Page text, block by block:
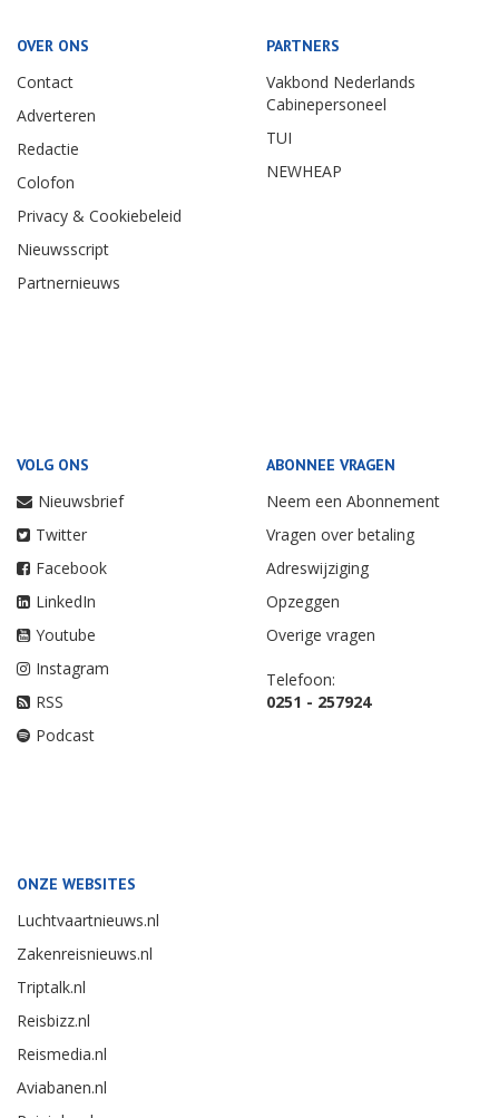
OVER ONS
Contact
Adverteren
Redactie
Colofon
Privacy & Cookiebeleid
Nieuwsscript
Partnernieuws
PARTNERS
Vakbond Nederlands
Cabinepersoneel
TUI
NEWHEAP
VOLG ONS
Nieuwsbrief
Twitter
Facebook
LinkedIn
Youtube
Instagram
RSS
Podcast
ABONNEE VRAGEN
Neem een Abonnement
Vragen over betaling
Adreswijziging
Opzeggen
Overige vragen
Telefoon:
0251 - 257924
ONZE WEBSITES
Luchtvaartnieuws.nl
Zakenreisnieuws.nl
Triptalk.nl
Reisbizz.nl
Reismedia.nl
Aviabanen.nl